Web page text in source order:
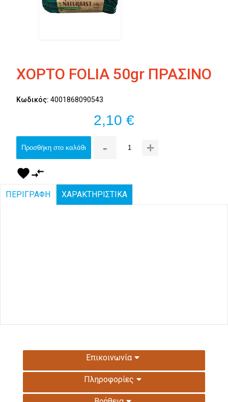
ΧΟΡΤΟ FOLIA 50gr ΠΡΑΣΙΝΟ
Κωδικός: 4001868090543
2,10 €
Προσθήκη στο καλάθι - +
favoritecompare_arrows
ΠΕΡΙΓΡΑΦΗ ΧΑΡΑΚΤΗΡΙΣΤΙΚΑ
Επικοινωνία
Πληροφορίες